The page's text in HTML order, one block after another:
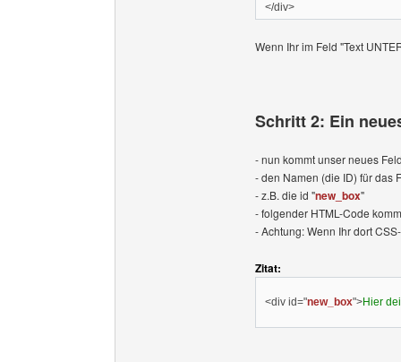
</div>
Wenn Ihr im Feld "Text
Schritt 2: Ein
- nun kommt unser neues
- den Namen (die ID) für das
- z.B. die id "new_box"
- folgender HTML-Code
- Achtung: Wenn Ihr dort
Zitat:
<div id="new_box">Hier